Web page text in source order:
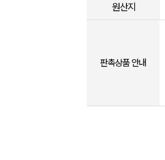
원산지
판촉상품 안내